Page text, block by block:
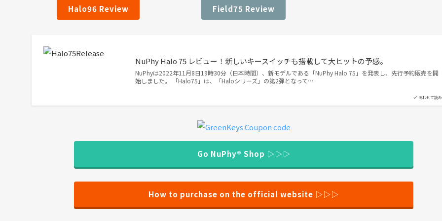
Halo96 Review Field75 Review
あわせて読
NuPhy Halo 75 レビュー！新しいキースイッチも搭載して大ヒットの予感。
NuPhyは2022年11月8日19時30分（日本時間）、新モデルである「NuPhy Halo 75」を発表し、先行予約販売を開
始しました。 「Halo75」は、「Haloシリーズ」の第2弾となって…
Go NuPhy®︎ Shop ▷▷▷
How to purchase on the official website ▷▷▷